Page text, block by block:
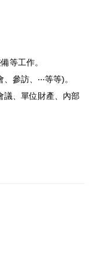
等工作。
參訪、‧‧‧等等)。
議、單位財產、內部